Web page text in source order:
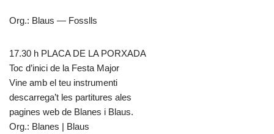
Org.: Blaus — Fosslls
17.30 h PLACA DE LA PORXADA
Toc d’inici de la Festa Major
Vine amb el teu instrumenti
descarrega’t les partitures ales
pagines web de Blanes i Blaus.
Org.: Blanes | Blaus